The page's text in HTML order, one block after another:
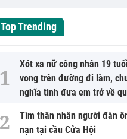
Top Trending
Xót xa nữ công nhân 19
vong trên đường đi làm,
nghĩa tình đưa em trở về
Tìm thân nhân người đàn
nạn tại cầu Cửa Hội